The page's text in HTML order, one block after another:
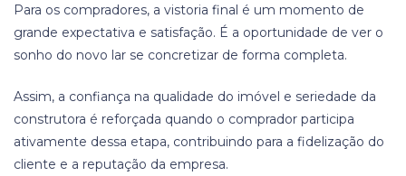
Para os compradores, a vistoria final é um momento de
grande expectativa e satisfação. É a oportunidade de ver o
sonho do novo lar se concretizar de forma completa.
Assim, a confiança na qualidade do imóvel e seriedade da
construtora é reforçada quando o comprador participa
ativamente dessa etapa, contribuindo para a fidelização do
cliente e a reputação da empresa.